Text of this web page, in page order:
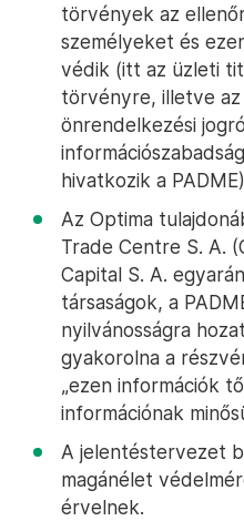
törvények az
személyeket és
védik (itt az üzleti
törvényre, illetve az
önrendelkezési
hivatkozik a
Az Optima
Trade Centre S. A.
Capital S. A.
társaságok, a
nyilvánosságra
gyakorolna a
„ezen információk
információnak
A jelentéstervezet
magánélet
érvelnek.